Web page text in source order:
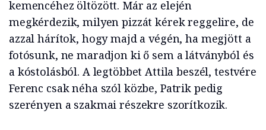
kemencéhez öltözött. Már az elején
megkérdezik, milyen pizzát kérek reggelire, de
azzal hárítok, hogy majd a végén, ha megjött a
fotósunk, ne maradjon ki ő sem a látványból és
a kóstolásból. A legtöbbet Attila beszél, testvére
Ferenc csak néha szól közbe, Patrik pedig
szerényen a szakmai részekre szorítkozik.